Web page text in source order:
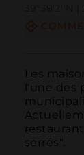
Les
l'une
serrés".